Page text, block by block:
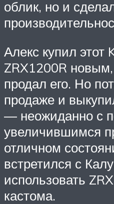
облик, но и
Алекс купил этот
ZRX1200R новым,
продал его. Но
продаже и
— неожиданно с
увеличившимся
отличном
встретился с
использовать
кастома.